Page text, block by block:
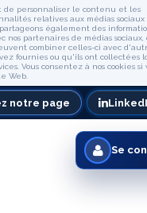
de personnaliser le contenu et les
relatives aux médias sociaux
également des
nos partenaires de médias sociaux,
combiner celles-ci avec
fournies ou qu'ils ont collectées
Vous consentez à nos cookies si
Web.
notre page
Se